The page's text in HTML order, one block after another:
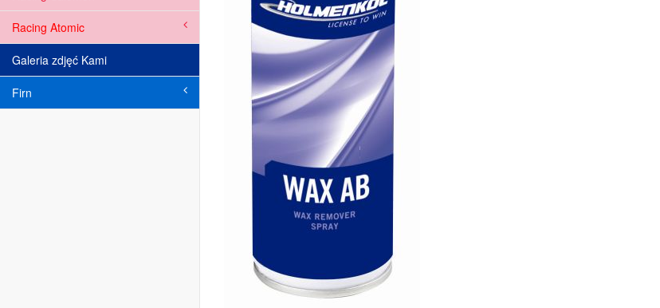
Racing Atomic
Galeria zdjęć Kami
Firn